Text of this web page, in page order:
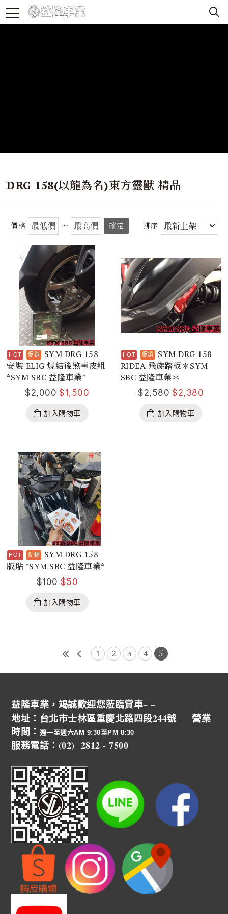
DRG 158(以龍為名)東方靈獸 精品
價格 ～ 確定 排序
SYM DRG 158
安裝 ELIG 燒結後煞車皮組
*SYM SBC 益隆車業*
$2,000 $1,500
加入購物車
SYM DRG 158
RIDEA 飛旋踏板＊SYM
SBC 益隆車業＊
$2,580 $2,380
加入購物車
SYM DRG 158
版貼 *SYM SBC 益隆車業*
$100 $50
加入購物車
1 2 3 4 5
益隆車業，竭誠歡迎您蒞臨賞車~ ~
地址：台北市士林區重慶北路四段244號 營業
時間： 週一至週六AM 9:30至PM 8:30
服務電話：(02) 2812 - 7500